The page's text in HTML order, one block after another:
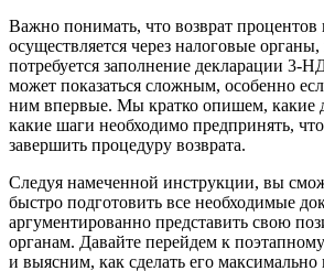
Важно понимать, что возврат процентов
осуществляется через налоговые органы,
потребуется заполнение декларации 3-
может показаться сложным, особенно
ним впервые. Мы кратко опишем, какие
какие шаги необходимо предпринять,
завершить процедуру возврата.
Следуя намеченной инструкции, вы
быстро подготовить все необходимые
аргументированно представить свою
органам. Давайте перейдем к
и выясним, как сделать его